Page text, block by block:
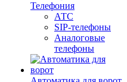
Телефония
АТС
SIP-телефоны
Аналоговые
телефоны